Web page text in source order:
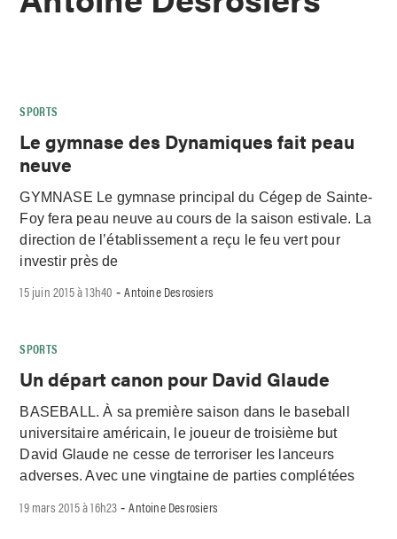
SPORTS
Le gymnase des Dynamiques fait peau
neuve
GYMNASE Le gymnase principal du Cégep de Sainte-
Foy fera peau neuve au cours de la saison estivale. La
direction de l’établissement a reçu le feu vert pour
investir près de
15 juin 2015 à 13h40 -Antoine Desrosiers
SPORTS
Un départ canon pour David Glaude
BASEBALL. À sa première saison dans le baseball
universitaire américain, le joueur de troisième but
David Glaude ne cesse de terroriser les lanceurs
adverses. Avec une vingtaine de parties complétées
19 mars 2015 à 16h23 -Antoine Desrosiers